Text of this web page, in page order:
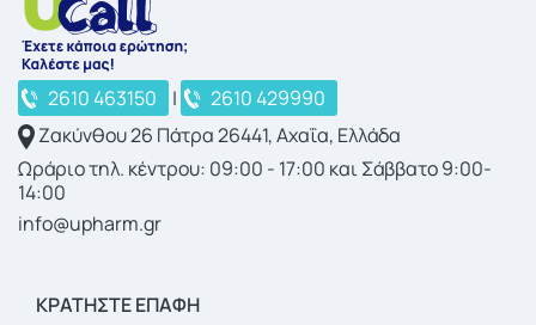
2610 463150 |
2610 429990
Ζακύνθου 26 Πάτρα 26441, Αχαΐα, Ελλάδα
Ωράριο τηλ. κέντρου: 09:00 - 17:00 και Σάββατο 9:00-
14:00
info@upharm.gr
ΚΡΑΤΉΣΤΕ ΕΠΑΦΉ